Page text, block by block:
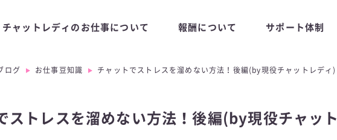
チャットレディのお仕事について 報酬について サポート体制
ログ お仕事豆知識 チャットでストレスを溜めない方法！後編(by現役チャットレディ)
ストレスを溜めない方法！後編(by現役チャット